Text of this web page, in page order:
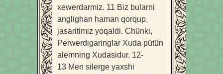
xewerdarmiz. 11 Biz bularni
anglighan haman qorqup,
jasaritimiz yoqaldi. Chünki,
Perwerdigaringlar Xuda pütün
alemning Xudasidur. 12-
13 Men silerge yaxshi